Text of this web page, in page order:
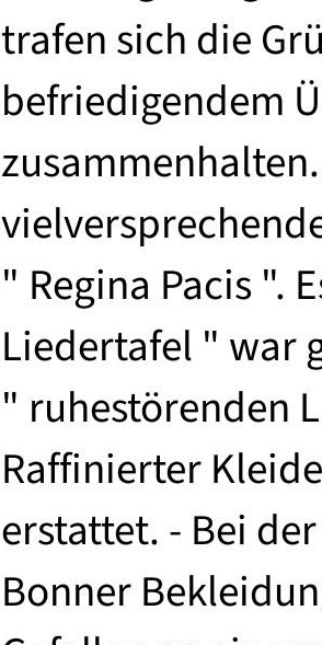
trafen sich die
befriedigendem
" Regina Pacis ".
Liedertafel " war
" ruhestörenden
Raffinierter
erstattet. - Bei
Bonner